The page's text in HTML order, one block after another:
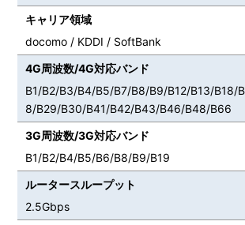
キャリア領域
docomo / KDDI / SoftBank
4G周波数/4G対応バンド
B1/B2/B3/B4/B5/B7/B8/B9/B12/B13/B18/
8/B29/B30/B41/B42/B43/B46/B48/B66
3G周波数/3G対応バンド
B1/B2/B4/B5/B6/B8/B9/B19
ルータースループット
2.5Gbps